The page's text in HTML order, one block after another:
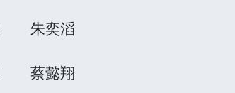
朱奕滔
蔡懿翔